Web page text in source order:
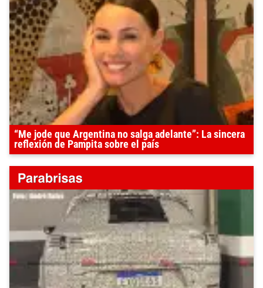
“Me jode que Argentina no salga adelante”: La sincera
reflexión de Pampita sobre el país